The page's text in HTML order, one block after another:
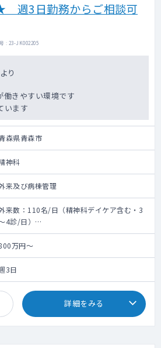
クロザリル処方可能）
てんかん、依存症、司法精神医学（精神鑑
、医療観察法通院処遇等）
※身体合併症については院内コンサルト（常
います。
患割合（入院のみ）：統合失調症30％、認
症30％、気分障害20％、児童思春期0％、
存症0.5％
患割合（外来のみ）：統合失調症 21.4％、
知症25.0％、気分障害19.0％児童思春期
％、依存症1.8％
3日勤務からご相談可
: 23-JK002205
り
きやすい環境です
います
森県青森市
神科
来及び病棟管理
来数：110名/日（精神科デイケア含む・3
4診/日）
術数：なし
業務内容＞
に病棟管理をお願いします。
持ち患者：30～35名前後
希望があれば外来を1～2コマ対応いただく
とも可能です
万円～
3日
詳細をみる